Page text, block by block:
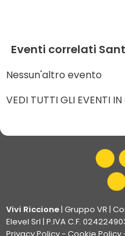
Eventi correlati
Nessun'altro evento
VEDI TUTTI GLI EVENTI
Vivi Riccione| Gruppo VR |
Elevel Srl | P.IVA C.F.